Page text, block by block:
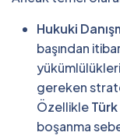
Hukuki
başından
gereken
Özellikle
boşanma